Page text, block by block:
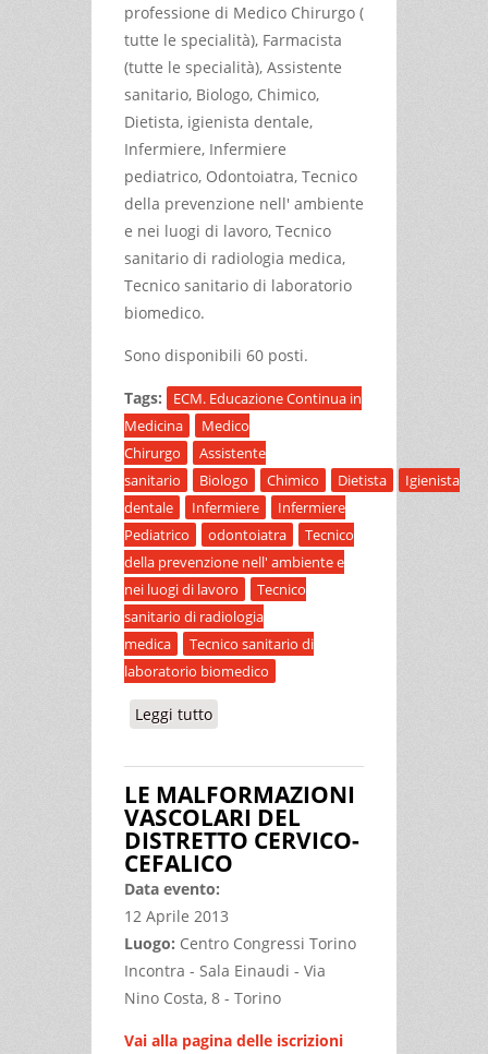
professione di Medico Chirurgo (
tutte le specialità), Farmacista
(tutte le specialità), Assistente
sanitario, Biologo, Chimico,
Dietista, igienista dentale,
Infermiere, Infermiere
pediatrico, Odontoiatra, Tecnico
della prevenzione nell' ambiente
e nei luogi di lavoro, Tecnico
sanitario di radiologia medica,
Tecnico sanitario di laboratorio
biomedico.
Sono disponibili 60 posti.
Tags:
ECM. Educazione Continua in
Medicina
Medico
Chirurgo
Assistente
sanitario
Biologo Chimico Dietista
Igienista
dentale
Infermiere
Infermiere
Pediatrico
odontoiatra
Tecnico
della prevenzione nell' ambiente e
nei luogi di lavoro
Tecnico
sanitario di radiologia
medica
Tecnico sanitario di
laboratorio biomedico
Leggi tutto
LE MALFORMAZIONI
VASCOLARI DEL
DISTRETTO CERVICO-
CEFALICO
Data evento:
12 Aprile 2013
Luogo: Centro Congressi Torino
Incontra - Sala Einaudi - Via
Nino Costa, 8 - Torino
Vai alla pagina delle iscrizioni